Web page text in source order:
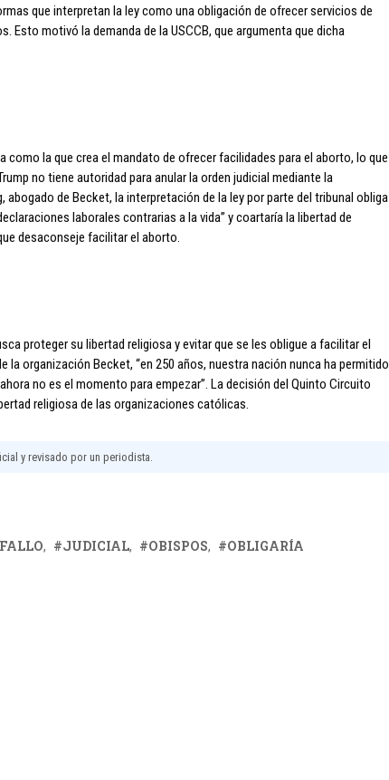
que interpretan la ley como una obligación de ofrecer servicios de
motivó la demanda de la USCCB, que argumenta que dicha
como la que crea el mandato de ofrecer facilidades para el aborto, lo que
no tiene autoridad para anular la orden judicial mediante la
abogado de Becket, la interpretación de la ley por parte del tribunal obliga
laborales contrarias a la vida” y coartaría la libertad de
desaconseje facilitar el aborto.
proteger su libertad religiosa y evitar que se les obligue a facilitar el
la organización Becket, “en 250 años, nuestra nación nunca ha permitido
no es el momento para empezar”. La decisión del Quinto Circuito
religiosa de las organizaciones católicas.
y revisado por un periodista.
FALLO JUDICIAL OBISPOS OBLIGARÍA